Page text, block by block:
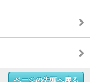
ページの先頭へ戻る